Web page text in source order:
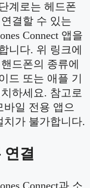
계로는 헤드폰
결할 수 있는
Connect 앱을
니다. 위 링크에
드폰의 종류에
드 또는 애플 기
하세요. 참고로
바일 전용 앱으
치가 불가합니다.
연결